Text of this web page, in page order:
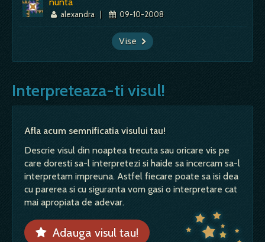
alexandra | 09-10-2008
Vise
Interpreteaza-ti visul!
Afla acum semnificatia visului tau!
Descrie visul din noaptea trecuta sau oricare vis pe
care doresti sa-l interpretezi si haide sa incercam sa-l
interpretam impreuna. Astfel fiecare poate sa isi dea
cu parerea si cu siguranta vom gasi o interpretare cat
mai apropiata de adevar.
Adauga visul tau!